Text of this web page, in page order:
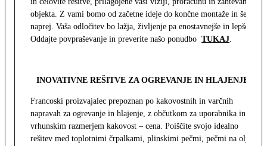
objekta. Z vami bomo od začetne ideje do končne montaže in še
naprej. Vaša odločitev bo lažja, življenje pa enostavnejše in lepše.
Oddajte povpraševanje in preverite našo ponudbo TUKAJ.
INOVATIVNE REŠITVE ZA OGREVANJE IN HLAJENJE
Francoski proizvajalec prepoznan po kakovostnih in varčnih
napravah za ogrevanje in hlajenje, z občutkom za uporabnika in z
vrhunskim razmerjem kakovost – cena. Poiščite svojo idealno
rešitev med toplotnimi črpalkami, plinskimi pečmi, pečmi na olje